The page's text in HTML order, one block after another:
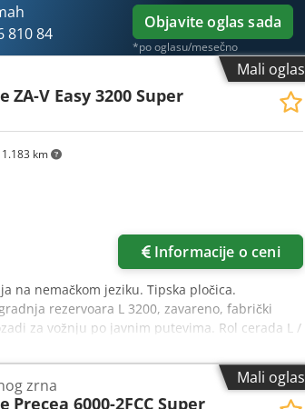
810 84
Objavite oglas sada
*po oglasu/mesečno
Mali oglas
km
ZA-V Easy 3200 Super
Informacije o ceni
na nemačkom jeziku. Tipska pločica.
rezervoara L 3200, zavareno, fabrički
za vožnju po javnim putevima. Rol cerada L /
Mali oglas
zrna
Precea 6000-2FCC Super